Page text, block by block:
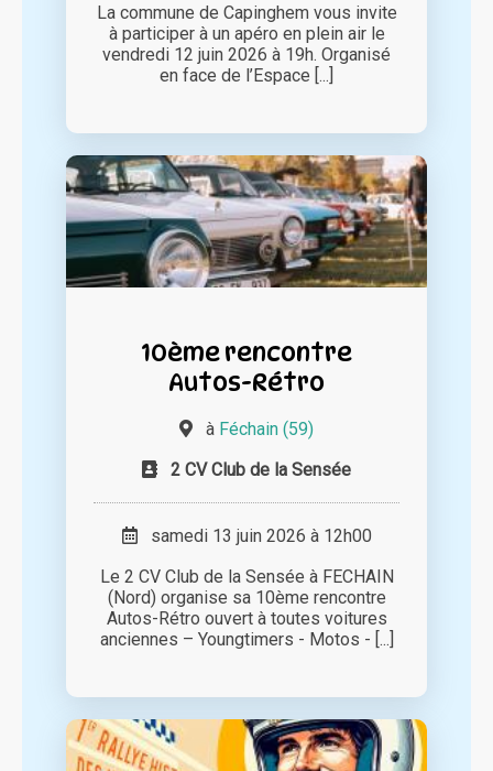
La commune de Capinghem vous invite
à participer à un apéro en plein air le
vendredi 12 juin 2026 à 19h. Organisé
en face de l’Espace [...]
10ème rencontre
Autos-Rétro
à Féchain (59)
2 CV Club de la Sensée
samedi 13 juin 2026 à 12h00
Le 2 CV Club de la Sensée à FECHAIN
(Nord) organise sa 10ème rencontre
Autos-Rétro ouvert à toutes voitures
anciennes – Youngtimers - Motos - [...]